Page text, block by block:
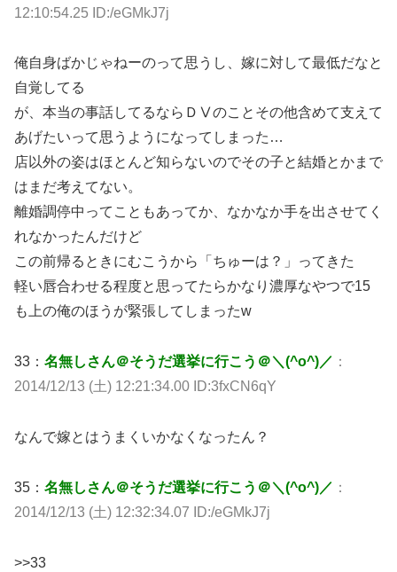
12:10:54.25 ID:/eGMkJ7j
俺自身ばかじゃねーのって思うし、嫁に対して最低だなと
自覚してる
が、本当の事話してるならＤⅤのことその他含めて支えて
あげたいって思うようになってしまった…
店以外の姿はほとんど知らないのでその子と結婚とかまで
はまだ考えてない。
離婚調停中ってこともあってか、なかなか手を出させてく
れなかったんだけど
この前帰るときにむこうから「ちゅーは？」ってきた
軽い唇合わせる程度と思ってたらかなり濃厚なやつで15
も上の俺のほうが緊張してしまったw
33： 名無しさん＠そうだ選挙に行こう＠＼(^o^)／ ：
2014/12/13 (土) 12:21:34.00 ID:3fxCN6qY
なんで嫁とはうまくいかなくなったん？
35： 名無しさん＠そうだ選挙に行こう＠＼(^o^)／ ：
2014/12/13 (土) 12:32:34.07 ID:/eGMkJ7j
>>33